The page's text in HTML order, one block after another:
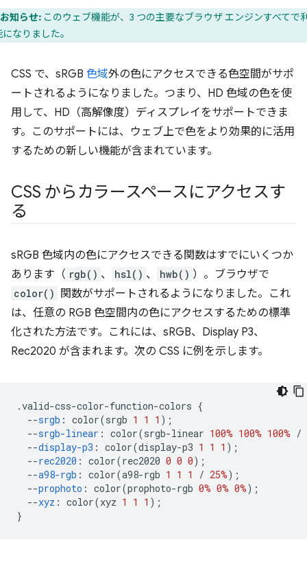
お知らせ: このウェブ機能が、3 つの主要なブラウザ エンジンすべてで
なりました。
CSS で、sRGB 色域外の色にアクセスできる色空間がサポ
ートされるようになりました。つまり、HD 色域の色を使
用して、HD（高解像度）ディスプレイをサポートできま
す。このサポートには、ウェブ上で色をより効果的に活用
するための新しい機能が含まれています。
CSS からカラースペースにアクセスす
る
sRGB 色域内の色にアクセスできる関数はすでにいくつか
あります（ rgb() 、 hsl() 、 hwb() ）。ブラウザで
color()
関数がサポートされるようになりました。これ
は、任意の RGB 色空間内の色にアクセスするための標準
化された方法です。これには、sRGB、Display P3、
Rec2020 が含まれます。次の CSS に例を示します。
.valid-css-color-function-colors {
--srgb : color(srgb 1 1 1 );
--srgb-linear : color(srgb-linear 100% 100% 100% /
--display-p3 : color(display-p3 1 1 1 );
--rec2020 : color(rec2020 0 0 0);
--a98-rgb : color(a98-rgb 1 1 1 / 25%);
--prophoto : color(prophoto-rgb 0% 0% 0%);
--xyz : color(xyz 1 1 1 );
}